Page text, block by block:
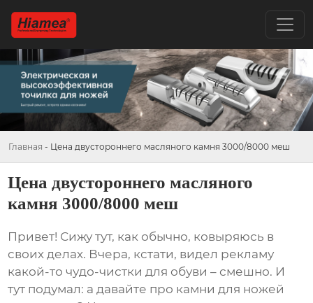
Главная - Цена двустороннего масляного камня 3000/8000 меш
Цена двустороннего масляного
камня 3000/8000 меш
Привет! Сижу тут, как обычно, ковыряюсь в
своих делах. Вчера, кстати, видел рекламу
какой-то чудо-чистки для обуви – смешно. И
тут подумал: а давайте про камни для ножей